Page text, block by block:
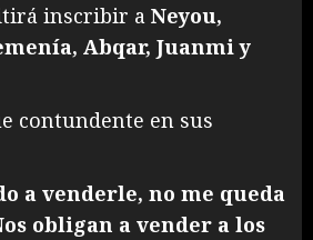
inscribir a Neyou,
Abqar, Juanmi y
contundente en sus
a venderle, no me queda
obligan a vender a los